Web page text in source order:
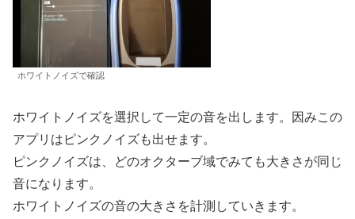
ホワイトノイズで確認
ホワイトノイズを選択して一定の音を出します。因みこの
アプリはピンクノイズも出せます。
ピンクノイズは、どのオクターブ域でみても大きさが同じ
音になります。
ホワイトノイズの音の大きさを計測していきます。